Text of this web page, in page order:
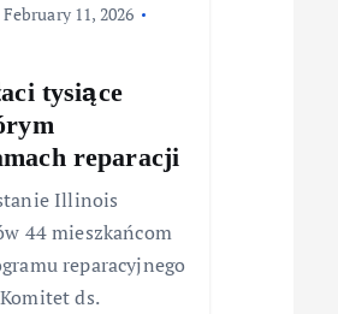
February 11, 2026
tysiące
reparacji
Illinois
44 mieszkańcom
reparacyjnego
ds.